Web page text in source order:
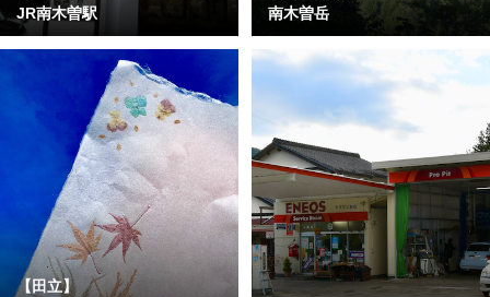
JR南木曽駅
南木曽岳
【田立】